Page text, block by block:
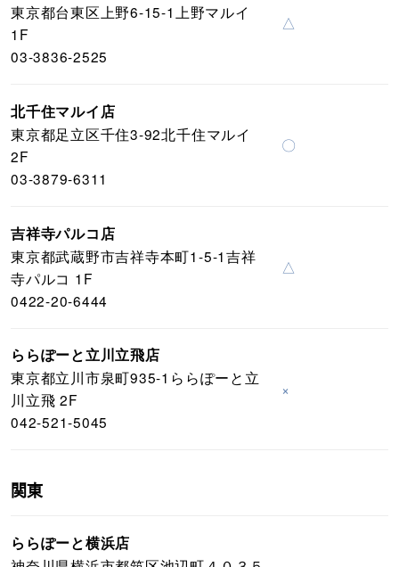
東京都台東区上野6-15-1上野マルイ
1F
03-3836-2525
△
北千住マルイ店
東京都足立区千住3-92北千住マルイ
2F
03-3879-6311
〇
吉祥寺パルコ店
東京都武蔵野市吉祥寺本町1-5-1吉祥
寺パルコ 1F
0422-20-6444
△
ららぽーと立川立飛店
東京都立川市泉町935-1ららぽーと立
川立飛 2F
042-521-5045
×
関東
ららぽーと横浜店